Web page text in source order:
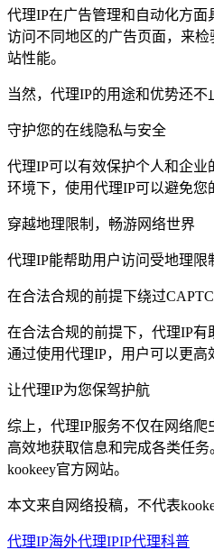
代理IP在广告管理和自动化方
访问不同地区的广告页面，来
站性能。
当然，代理IP的用途和优势还不
守护您的在线隐私与安全
代理IP可以有效保护个人和企
环境下，使用代理IP可以避免您
穿越地理限制，畅游网络世界
代理IP能帮助用户访问受地理
在合法合规的前提下绕过
在合法合规的前提下，代理IP有
通过使用代理IP，用户可以更高
让代理IP为您保驾护航
综上，代理IP服务不仅在网络
高效地获取信息和完成各类任
kookeey官方网站。
本文来自网络投稿，不代表
代理IP海外代理IPIP代理科普